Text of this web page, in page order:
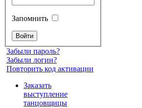
Запомнить
Забыли пароль?
Забыли логин?
Повторить код активации
Заказать
выступление
танцовщицы